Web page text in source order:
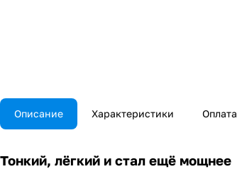
Описание Характеристики Оплата
Тонкий, лёгкий и стал ещё мощнее